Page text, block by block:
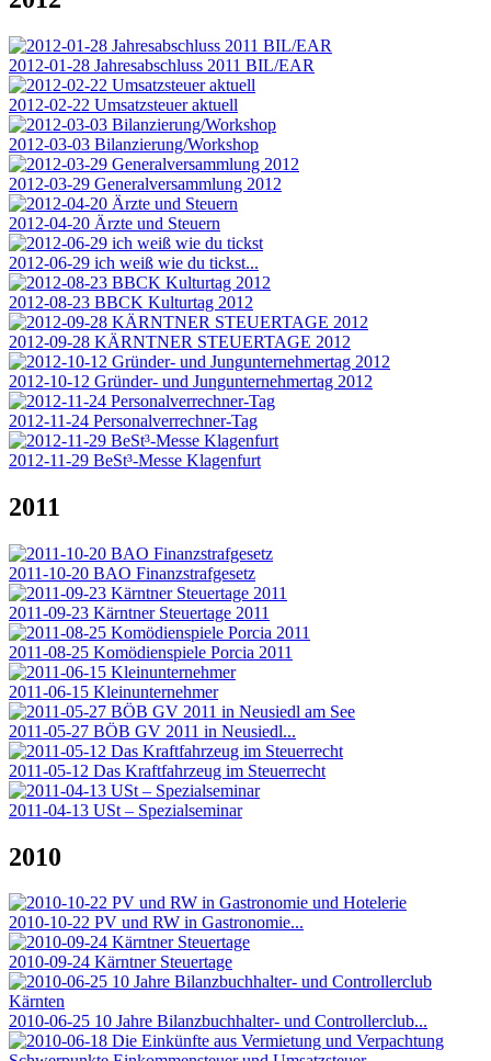
2012-01-28 Jahresabschluss 2011 BIL/EAR
2012-02-22 Umsatzsteuer aktuell
2012-03-03 Bilanzierung/Workshop
2012-03-29 Generalversammlung 2012
2012-04-20 Ärzte und Steuern
2012-06-29 ich weiß wie du tickst...
2012-08-23 BBCK Kulturtag 2012
2012-09-28 KÄRNTNER STEUERTAGE 2012
2012-10-12 Gründer- und Jungunternehmertag 2012
2012-11-24 Personalverrechner-Tag
2012-11-29 BeSt³-Messe Klagenfurt
2011
2011-10-20 BAO Finanzstrafgesetz
2011-09-23 Kärntner Steuertage 2011
2011-08-25 Komödienspiele Porcia 2011
2011-06-15 Kleinunternehmer
2011-05-27 BÖB GV 2011 in Neusiedl...
2011-05-12 Das Kraftfahrzeug im Steuerrecht
2011-04-13 USt – Spezialseminar
2010
2010-10-22 PV und RW in Gastronomie...
2010-09-24 Kärntner Steuertage
2010-06-25 10 Jahre Bilanzbuchhalter- und Controllerclub...